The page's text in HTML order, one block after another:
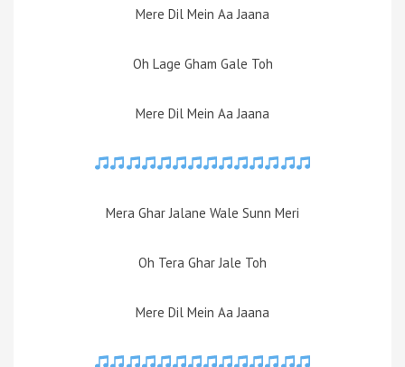
Mere Dil Mein Aa Jaana
Oh Lage Gham Gale Toh
Mere Dil Mein Aa Jaana
Mera Ghar Jalane Wale Sunn Meri
Oh Tera Ghar Jale Toh
Mere Dil Mein Aa Jaana